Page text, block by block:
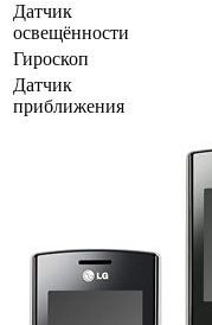
Датчик
освещённости
Гироскоп
Датчик
приближения